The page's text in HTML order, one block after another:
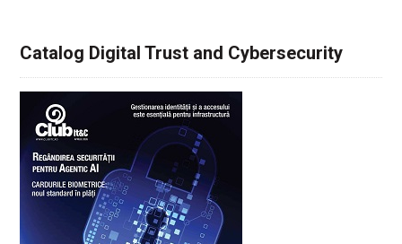
Catalog Digital Trust and Cybersecurity